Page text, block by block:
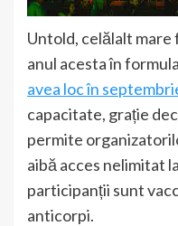
Untold, celălalt mare
anul acesta în
avea loc în
capacitate, grație
permite
aibă acces nelimitat
participanții sunt
anticorpi.